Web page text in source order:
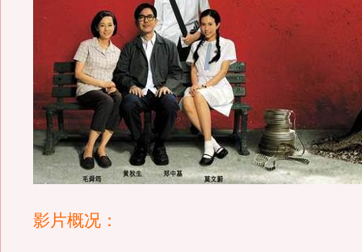
影片概况：